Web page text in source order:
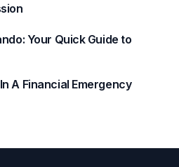
Your Quick Guide to
A Financial Emergency